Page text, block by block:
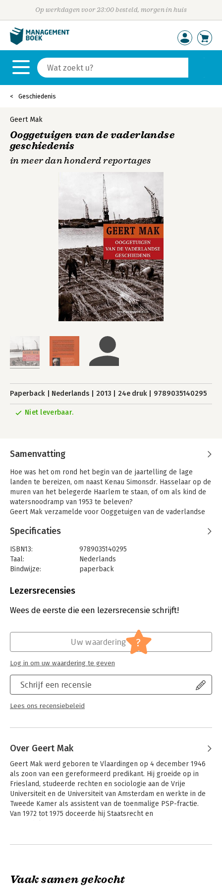
Op werkdagen voor 23:00 besteld, morgen in huis
Geschiedenis
Geert Mak
Ooggetuigen van de vaderlandse
geschiedenis
in meer dan honderd reportages
Paperback Nederlands 2013 24e druk 9789035140295
Niet leverbaar.
Samenvatting
Hoe was het om rond het begin van de jaartelling de lage
landen te bereizen, om naast Kenau Simonsdr. Hasselaar op de
muren van het belegerde Haarlem te staan, of om als kind de
watersnoodramp van 1953 te beleven?
Geert Mak verzamelde voor Ooggetuigen van de vaderlandse
belangrijke momenten uit de vaderlandse geschiedenis over
brieven, reisverslagen en krantenartikelen destilleerde hij een
reeks kleine en grote reportages die één eigenschap gemeen
hebben: de auteur is er persoonlijk bij geweest. De verslagen
hoorbare emotie, vaak met verwondering, en altijd met een
In deze uitgave zijn veel verslagen voorzien van bijzondere en
extra voelbaar maken.
Geert Mak is de auteur van onder meer Een kleine
geschiedenis van Amsterdam, De eeuw van mijn vader, In
Europa en Reizen zonder John.
verzameling van tien, honderd of duizend bundels en van mij
mag hij daar alvast mee beginnen.'
'Maks boek levert heerlijk en vaak ook razend spannend
zijn.'
Specificaties
ISBN13:
9789035140295
Taal:
Nederlands
Bindwijze:
paperback
Uitgever:
Verschijningsdatum:
20-12-2016
Lezersrecensies
Wees de eerste die een lezersrecensie schrijft!
Schrijf een recensie
Lees ons recensiebeleid
Uw waardering ?
Log in om uw waardering te geven
Over Geert Mak
Geert Mak werd geboren te Vlaardingen op 4 december 1946
als zoon van een gereformeerd predikant. Hij groeide op in
Friesland, studeerde rechten en sociologie aan de Vrije
Universiteit en de Universiteit van Amsterdam en werkte in de
Tweede Kamer als assistent van de toenmalige PSP-fractie.
Van 1972 tot 1975 doceerde hij Staatsrecht en
Amsterdammer, waarbij hij zich vooral bezighield met
van NRC/Handelsblad en buitenlandredacteur van de VPRO-
Andere boeken door Geert Mak
Vaak samen gekocht